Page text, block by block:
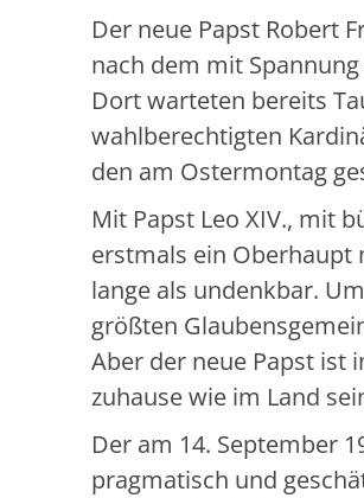
Der neue Papst Robert
nach dem mit
Dort warteten bereits
wahlberechtigten
den am Ostermontag
Mit Papst Leo XIV., mit
erstmals ein Oberhaupt
lange als undenkbar.
größten
Aber der neue Papst ist
zuhause wie im Land
Der am 14. September
pragmatisch und